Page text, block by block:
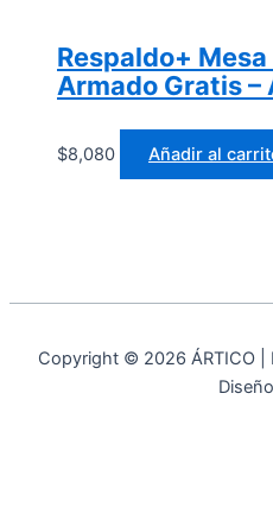
Respaldo+
Armado Gratis –
$8,080 Añadir al
Copyright © 2026 ÁRTICO |